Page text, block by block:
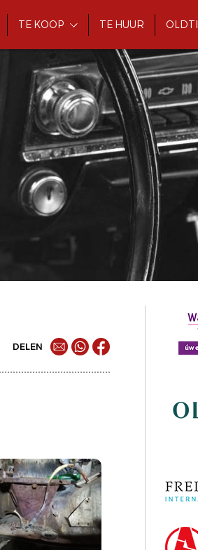
TE KOOP TE HUUR
DELEN